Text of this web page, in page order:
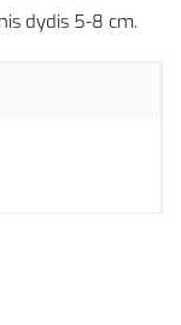
dydis 5-8 cm.